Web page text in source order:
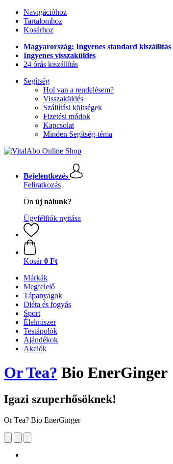
Navigációhoz
Tartalomhoz
Kosárhoz
Magyarország: Ingyenes standard kiszállítás
Ingyenes visszaküldés
24 órás kiszállítás
Segítség
Hol van a rendelésem?
Visszaküldés
Szállítási költségek
Fizetési módok
Kapcsolat
Minden Segítség-téma
Bejelentkezés
Feliratkozás
Ön új nálunk?
Ügyfélfiók nyitása
Kosár 0 Ft
Márkák
Megfelelő
Tápanyagok
Diéta és fogyás
Sport
Élelmiszer
Testápolók
Ajándékok
Akciók
Or Tea? Bio EnerGinger
Igazi szuperhősöknek!
Or Tea? Bio EnerGinger